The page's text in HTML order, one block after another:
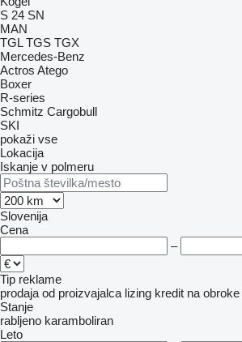
S 24 SN
MAN
TGL TGS TGX
Mercedes-Benz
Actros Atego
Boxer
R-series
Schmitz Cargobull
SKI
pokaži vse
Lokacija
Iskanje v polmeru
Slovenija
Cena
–
Tip reklame
prodaja od proizvajalca lizing kredit na obroke
Stanje
rabljeno karamboliran
Leto